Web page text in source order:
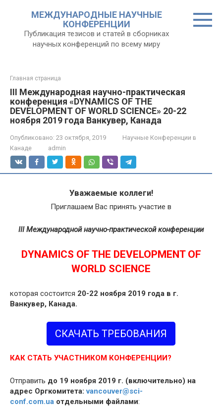
МЕЖДУНАРОДНЫЕ НАУЧНЫЕ
КОНФЕРЕНЦИИ
Публикация тезисов и статей в сборниках
научных конференций по всему миру
Главная страница
III Международная научно-практическая
конференция «DYNAMICS OF THE
DEVELOPMENT OF WORLD SCIENCE» 20-22
ноября 2019 года Ванкувер, Канада
Опубликовано: 23 октября, 2019
Научные Конференции в
Канаде
admin
Уважаемые коллеги!
Приглашаем Вас принять участие в
III Международной научно-практической конференции
DYNAMICS OF THE DEVELOPMENT OF
WORLD SCIENCE
которая состоится 20-22 ноября 2019 года в г.
Ванкувер, Канада.
СКАЧАТЬ ТРЕБОВАНИЯ
КАК СТАТЬ УЧАСТНИКОМ КОНФЕРЕНЦИИ?
Отправить до 19 ноября 2019 г. (включительно) на
адрес Оргкомитета:vancouver@sci-
conf.com.ua отдельными файлами: